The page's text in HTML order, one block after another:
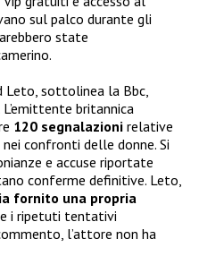
sul palco durante gli
state
Leto, sottolinea la Bbc,
britannica
120 segnalazioni relative
confronti delle donne. Si
e accuse riportate
conferme definitive. Leto,
fornito una propria
i ripetuti tentativi
l’attore non ha